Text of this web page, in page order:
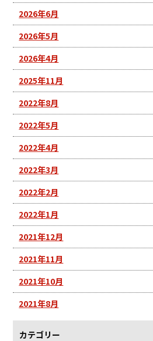
2026年6月
2026年5月
2026年4月
2025年11月
2022年8月
2022年5月
2022年4月
2022年3月
2022年2月
2022年1月
2021年12月
2021年11月
2021年10月
2021年8月
カテゴリー